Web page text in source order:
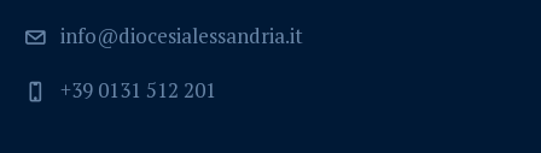
info@diocesialessandria.it
+39 0131 512 201